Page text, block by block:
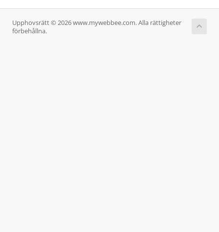
Upphovsrätt © 2026 www.mywebbee.com. Alla rättigheter
förbehållna.